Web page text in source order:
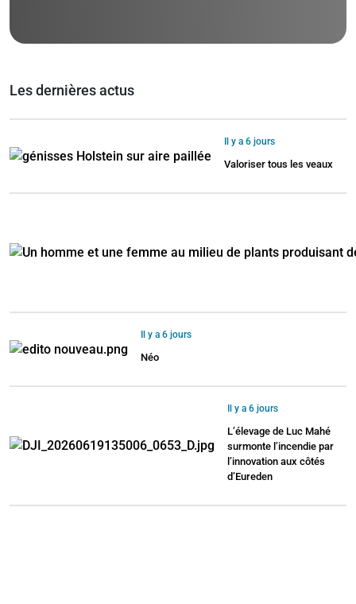
Les dernières actus
Il y a 6 jours
Valoriser tous les veaux
Il y a 6 jours
Néo
Il y a 6 jours
L’élevage de Luc Mahé
surmonte l’incendie par
l’innovation aux côtés
d’Eureden